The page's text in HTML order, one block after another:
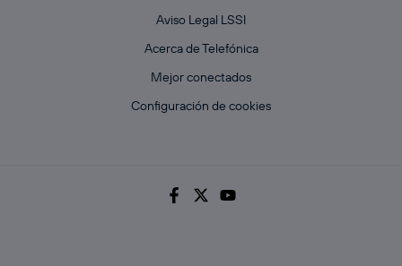
Aviso Legal LSSI
Acerca de Telefónica
Mejor conectados
Configuración de cookies